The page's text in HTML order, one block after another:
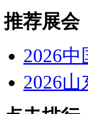
推荐展会
2026
2026